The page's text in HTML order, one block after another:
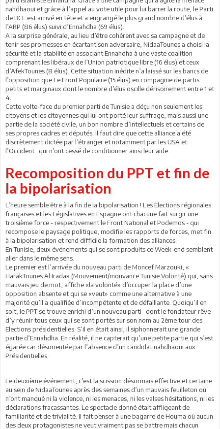
nahdhaoui et grâce à l’appel au vote utile pour lui barrer la route, le Parti
de BCE est arrivé en tête et a engrangé le plus grand nombre d’élus à
l’ARP (86 élus) suivi d’Ennahdha (69 élus).
A la surprise générale, au lieu d’être cohérent avec sa campagne et de
tenir ses promesses en écartant son adversaire, NidaaTounes a choisi la
sécurité et la stabilité en associant Ennahdha à une vaste coalition
comprenant les libéraux de l’Union patriotique libre (16 élus) et ceux
d’AfekTounes (8 élus). Cette situation inédite n’a laissé sur les bancs de
l’opposition que Le Front Populaire (15 élus) en compagnie de partis
petits et marginaux dont le nombre d’élus oscille dérisoirement entre 1 et
4.
Cette volte-face du premier parti de Tunisie a déçu non seulement les
citoyens et les citoyennes qui lui ont porté leur suffrage, mais aussi une
partie de la société civile, un bon nombre d’intellectuels et certains de
ses propres cadres et députés. Il faut dire que cette alliance a été
discrètement dictée par l’étranger et notamment par les USA et
l’Occident qui n’ont cessé de conditionner ainsi leur aide.
Recomposition du PPT et fin de
la bipolarisation
L’heure semble être à la fin de la bipolarisation ! Les Elections régionales
françaises et les Législatives en Espagne ont chacune fait surgir une
troisième force - respectivement le Front National et Podemos - qui
recompose le paysage politique, modifie les rapports de forces, met fin
à la bipolarisation et rend difficile la formation des alliances.
En Tunisie, deux événements qui se sont produits ce Week-end semblent
aller dans le même sens.
Le premier est l’arrivée du nouveau parti de Moncef Marzouki, «
HarakTounes Al Irada» (Mouvement/mouvance Tunisie Volonté) qui, sans
mauvais jeu de mot, affiche «la volonté» d’occuper la place d’une
opposition absente et qui se «veut» comme une alternative à une
majorité qu’il a qualifiée d’incompétente et de défaillante. Quoiqu’il en
soit, le PPT se trouve enrichi d’un nouveau parti dont le fondateur rêve
d’y réunir tous ceux qui se sont portés sur son nom au 2ème tour des
Elections présidentielles. S’il en était ainsi, il siphonnerait une grande
partie d’Ennahdha. En réalité, il ne capterait qu’une petite partie qui s’est
égarée car désorientée par l’absence d’un candidat nahdhaoui aux
Présidentielles.
Le deuxième événement, c’est la scission désormais effective et certaine
au sein de NidaaTounes après des semaines d’un mauvais feuilleton où
n’ont manqué ni la violence, ni les menaces, ni les valses hésitations, ni les
déclarations fracassantes. Le spectacle donné était affligeant de
familiarité et de trivialité. Il fait penser à une bagarre de Houma où aucun
des deux protagonistes ne veut vraiment pas se battre mais chacun